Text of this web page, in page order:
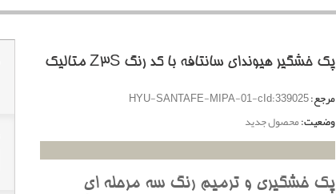
پک خشگير هیوندای سانتافه با کد رنگ Z3S متاليک
مرجع:HYU-SANTAFE-MIPA-01-cId:339025
وضعیت:محصول جدید
پک خشگيري و ترميم رنگ سه مرحله اي